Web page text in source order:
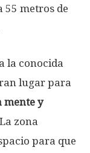
55 metros de
la conocida
lugar para
mente y
zona
para que